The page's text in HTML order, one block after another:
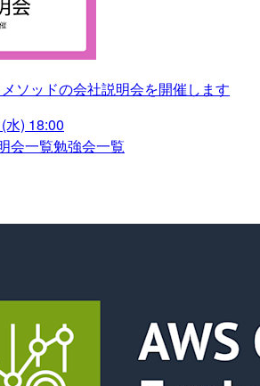
メソッドの会社説明会を開催します
水) 18:00
会一覧勉強会一覧